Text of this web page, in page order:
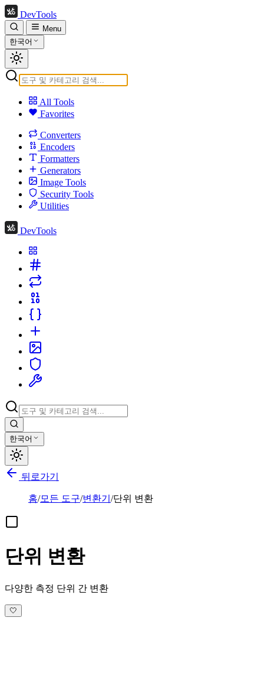
DevTools
Menu
한국어
All Tools
Favorites
Converters
Encoders
Formatters
Generators
Image Tools
Security Tools
Utilities
DevTools
한국어
뒤로가기
홈/모든 도구/변환기 /단위 변환
단위 변환
다양한 측정 단위 간 변환
🤍